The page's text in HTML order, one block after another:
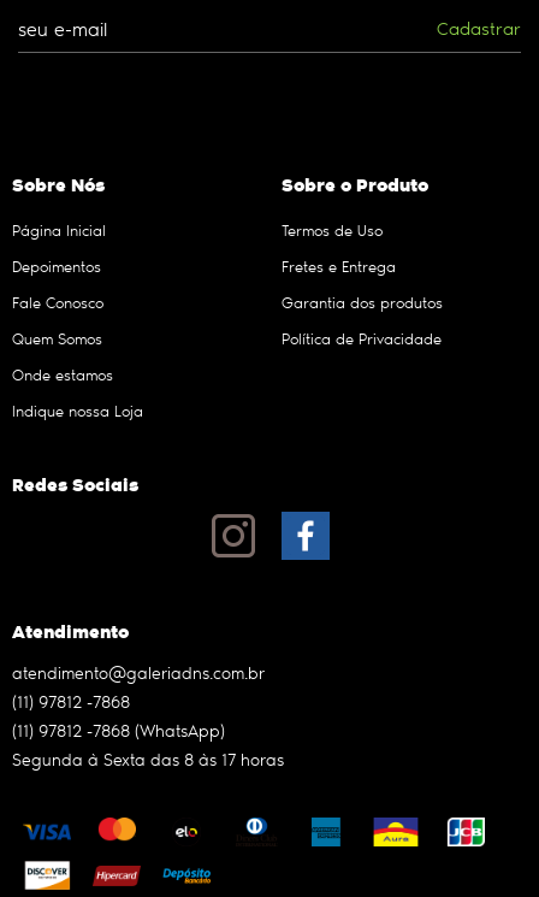
Cadastrar
Sobre Nós
Página Inicial
Depoimentos
Fale Conosco
Quem Somos
Onde estamos
Indique nossa Loja
Sobre o Produto
Termos de Uso
Fretes e Entrega
Garantia dos produtos
Política de Privacidade
Redes Sociais
Atendimento
(11) 97812 -7868
(11) 97812 -7868 (WhatsApp)
Segunda à Sexta das 8 às 17 horas
atendimento@galeriadns.com.br